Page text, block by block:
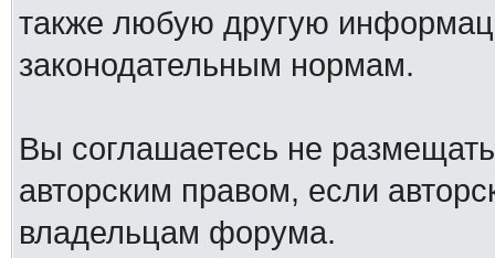
также любую другую
законодательным нормам.
Вы соглашаетесь не
авторским правом, если
владельцам форума.